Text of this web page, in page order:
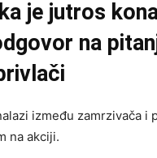
je jutros
na
između zamrzivača i
na akciji.